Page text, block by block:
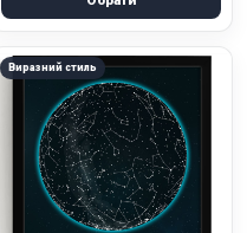
Виразний стиль